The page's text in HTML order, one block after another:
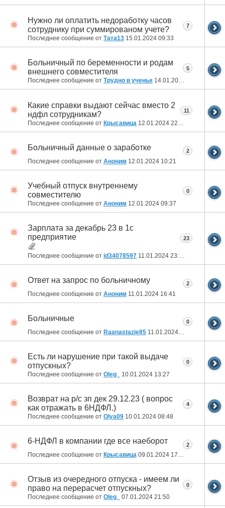
Нужно ли оплатить недоработку часов
сотруднику при суммированом учете?
Последнее сообщение от Тата13 15.01.2024 09:33
7
Больничный по беременности и родам
внешнего совместителя
Последнее сообщение от Трудно в ученье 14.01.2024
5
Какие справки выдают сейчас вместо 2
ндфл сотрудникам?
Последнее сообщение от Крысавица 12.01.2024 22:44
11
Больничный данные о заработке
Последнее сообщение от Аноним 12.01.2024 10:21
2
Учебный отпуск внутреннему
совместителю
Последнее сообщение от Аноним 12.01.2024 09:37
0
Зарплата за декабрь 23 в 1с
предприятие
Последнее сообщение от id34078597 11.01.2024 23:26
23
Ответ на запрос по больничному
Последнее сообщение от Аноним 11.01.2024 16:41
2
Больничные
Последнее сообщение от Raanastazie85 11.01.2024 03:48
0
Есть ли нарушение при такой выдаче
отпускных?
Последнее сообщение от Oleg_ 10.01.2024 13:27
0
Возврат на р/с зп дек 29.12.23 ( вопрос
как отражать в 6НДФЛ.)
Последнее сообщение от Olya09 10.01.2024 08:48
4
6-НДФЛ в компании где все наеборот
Последнее сообщение от Крысавица 09.01.2024 17:50
2
Отзыв из очередного отпуска - имеем ли
право на перерасчет отпускных?
Последнее сообщение от Oleg_ 07.01.2024 21:50
0